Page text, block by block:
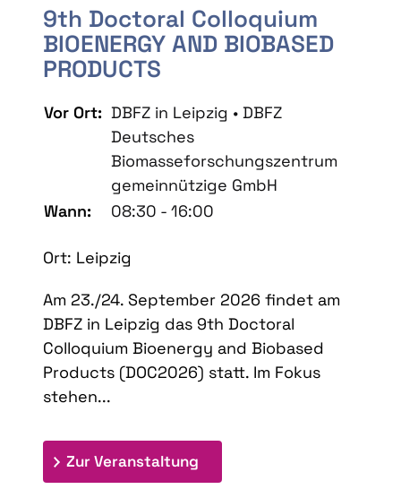
9th Doctoral Colloquium
BIOENERGY AND BIOBASED
PRODUCTS
Vor Ort: DBFZ in Leipzig • DBFZ
Deutsches
Biomasseforschungszentrum
gemeinnützige GmbH
Wann:
08:30 - 16:00
Ort: Leipzig
Am 23./24. September 2026 findet am
DBFZ in Leipzig das 9th Doctoral
Colloquium Bioenergy and Biobased
Products (DOC2026) statt. Im Fokus
stehen...
Zur Veranstaltung